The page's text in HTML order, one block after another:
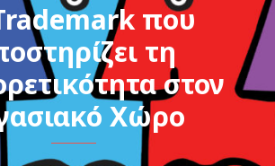
που
τη
στον
Χώρο